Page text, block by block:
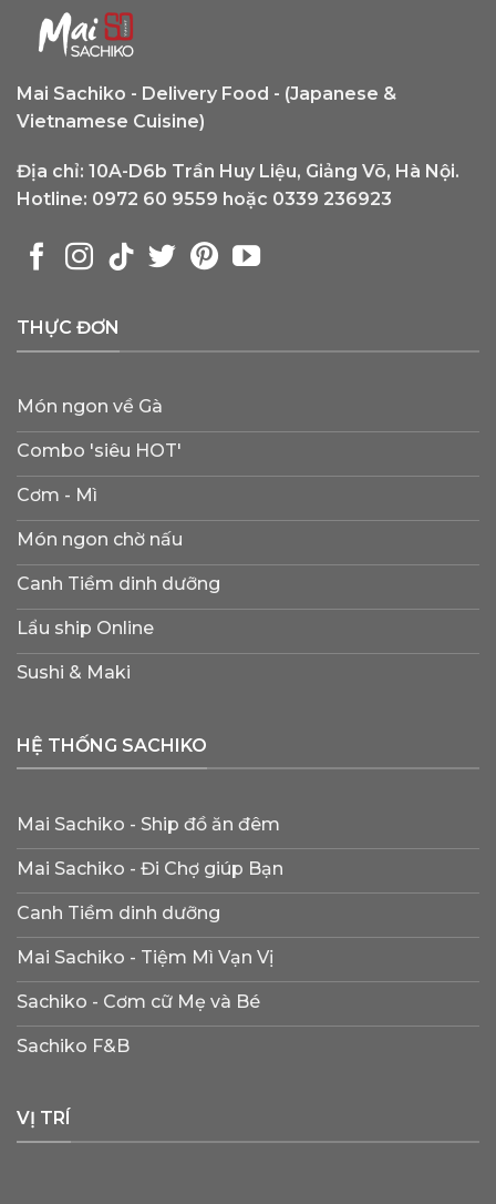
Mai Sachiko - Delivery Food - (Japanese &
Vietnamese Cuisine)
Địa chỉ: 10A-D6b Trần Huy Liệu, Giảng Võ, Hà Nội.
Hotline: 0972 60 9559 hoặc 0339 236923
THỰC ĐƠN
Món ngon về Gà
Combo 'siêu HOT'
Cơm - Mì
Món ngon chờ nấu
Canh Tiềm dinh dưỡng
Lẩu ship Online
Sushi & Maki
HỆ THỐNG SACHIKO
Mai Sachiko - Ship đồ ăn đêm
Mai Sachiko - Đi Chợ giúp Bạn
Canh Tiềm dinh dưỡng
Mai Sachiko - Tiệm Mì Vạn Vị
Sachiko - Cơm cữ Mẹ và Bé
Sachiko F&B
VỊ TRÍ